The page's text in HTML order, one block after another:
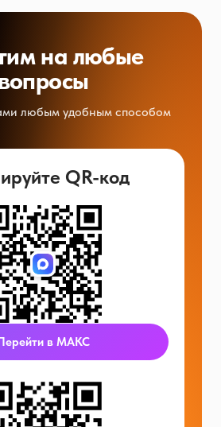
на любые
любым удобным способом
QR-код
в МАКС